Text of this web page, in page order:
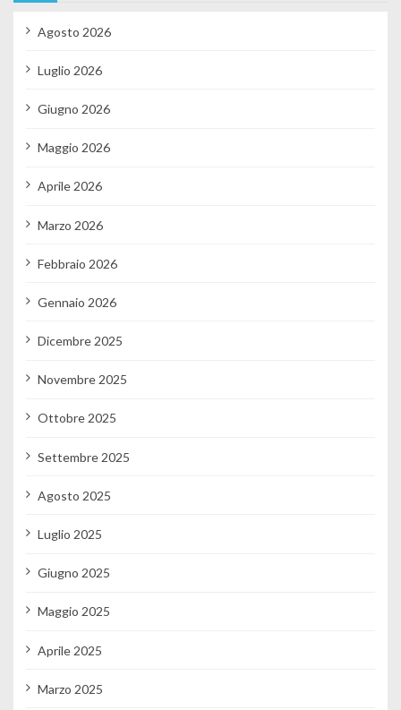
Agosto 2026
Luglio 2026
Giugno 2026
Maggio 2026
Aprile 2026
Marzo 2026
Febbraio 2026
Gennaio 2026
Dicembre 2025
Novembre 2025
Ottobre 2025
Settembre 2025
Agosto 2025
Luglio 2025
Giugno 2025
Maggio 2025
Aprile 2025
Marzo 2025